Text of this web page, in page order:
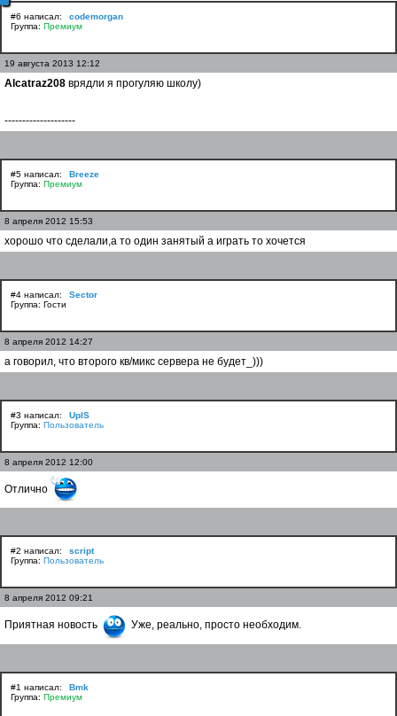
#6 написал:
codemorgan
Группа: Премиум
19 августа 2013 12:12
Alcatraz208 врядли я прогуляю школу)
--------------------
#5 написал:
Breeze
Группа: Премиум
8 апреля 2012 15:53
хорошо что сделали,а то один занятый а играть то хочется
#4 написал:
Sector
Группа: Гости
8 апреля 2012 14:27
а говорил, что второго кв/микс сервера не будет_)))
#3 написал:
UplS
Группа: Пользователь
8 апреля 2012 12:00
Отлично
#2 написал:
script
Группа: Пользователь
8 апреля 2012 09:21
Приятная новость Уже, реально, просто необходим.
#1 написал:
Bmk
Группа: Премиум